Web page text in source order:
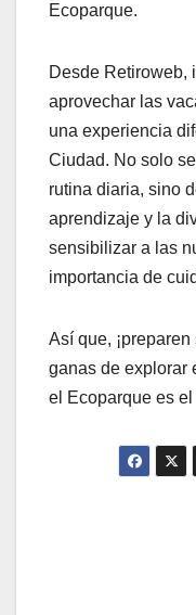
Ecoparque.
Desde Retiroweb,
aprovechar las
una experiencia
Ciudad. No solo
rutina diaria, sino
aprendizaje y la
sensibilizar a las
importancia de
Así que,
ganas de explorar
el Ecoparque es